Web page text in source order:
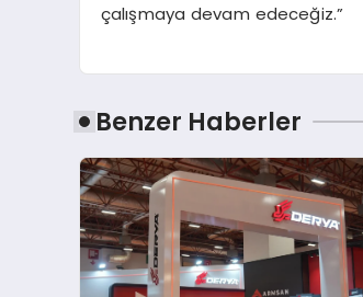
çalışmaya devam edeceğiz.”
Benzer Haberler